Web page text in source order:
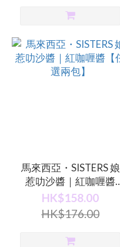
馬來西亞・SISTERS 娘
惹叻沙醬｜紅咖喱醬
【任選兩包】
HK$158.00
HK$176.00